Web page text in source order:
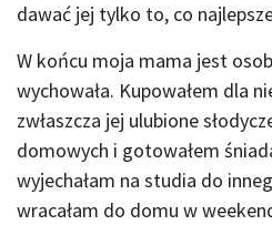
dawać jej tylko to, co
W końcu moja mama jest
wychowała. Kupowałem dla
zwłaszcza jej ulubione
domowych i gotowałem
wyjechałam na studia do
wracałam do domu w